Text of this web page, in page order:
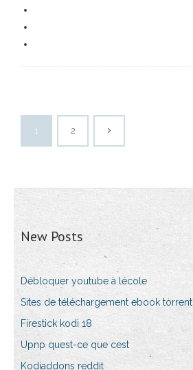
1 2
New Posts
Débloquer youtube à lécole
Sites de téléchargement ebook torrent
Firestick kodi 18
Upnp quest-ce que cest
Kodiaddons reddit